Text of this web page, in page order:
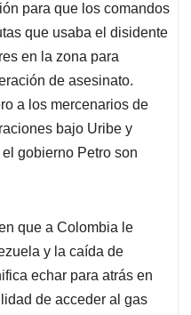
para que los comandos
que usaba el disidente
en la zona para
de asesinato.
a los mercenarios de
bajo Uribe y
gobierno Petro son
que a Colombia le
y la caída de
echar para atrás en
de acceder al gas